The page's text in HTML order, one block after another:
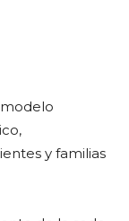
y familias